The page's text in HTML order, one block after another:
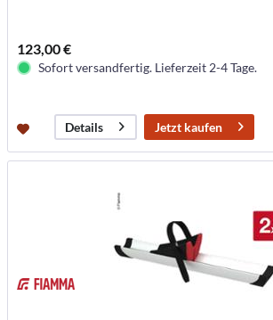
123,00 €
Sofort versandfertig. Lieferzeit 2-4 Tage.
Details Jetzt kaufen